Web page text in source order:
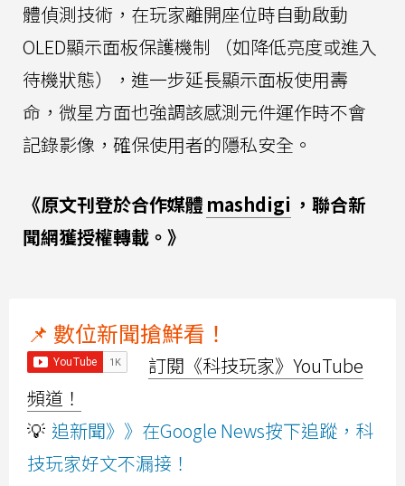
體偵測技術，在玩家離開座位時自動啟動
OLED顯示面板保護機制 （如降低亮度或進入
待機狀態），進一步延長顯示面板使用壽
命，微星方面也強調該感測元件運作時不會
記錄影像，確保使用者的隱私安全。
《原文刊登於合作媒體 mashdigi ，聯合新
聞網獲授權轉載。》
📌 數位新聞搶鮮看！
訂閱《科技玩家》YouTube
頻道！
💡 追新聞》》在Google News按下追蹤，科
技玩家好文不漏接！